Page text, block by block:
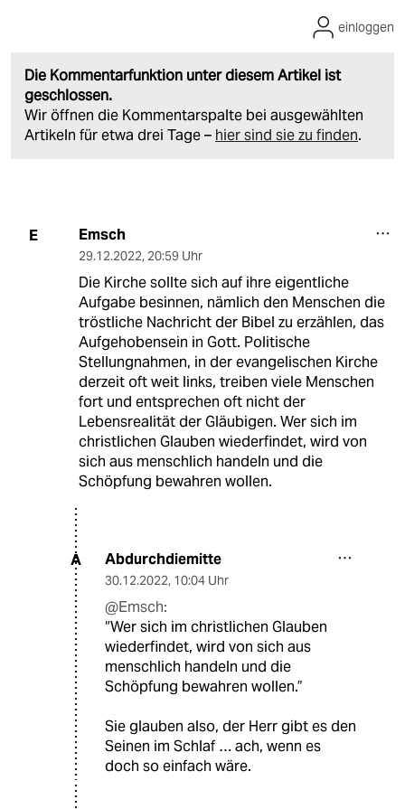
Die Kommentarfunktion unter diesem Artikel ist
geschlossen.
Wir öffnen die Kommentarspalte bei ausgewählten
Artikeln für etwa drei Tage – hier sind sie zu finden.
einloggen
E Emsch
29.12.2022, 20:59 Uhr
Die Kirche sollte sich auf ihre eigentliche
Aufgabe besinnen, nämlich den Menschen die
tröstliche Nachricht der Bibel zu erzählen, das
Aufgehobensein in Gott. Politische
Stellungnahmen, in der evangelischen Kirche
derzeit oft weit links, treiben viele Menschen
fort und entsprechen oft nicht der
Lebensrealität der Gläubigen. Wer sich im
christlichen Glauben wiederfindet, wird von
sich aus menschlich handeln und die
Schöpfung bewahren wollen.
A Abdurchdiemitte
30.12.2022, 10:04 Uhr
@Emsch:
“Wer sich im christlichen Glauben
wiederfindet, wird von sich aus
menschlich handeln und die
Schöpfung bewahren wollen.”
Sie glauben also, der Herr gibt es den
Seinen im Schlaf … ach, wenn es
doch so einfach wäre.